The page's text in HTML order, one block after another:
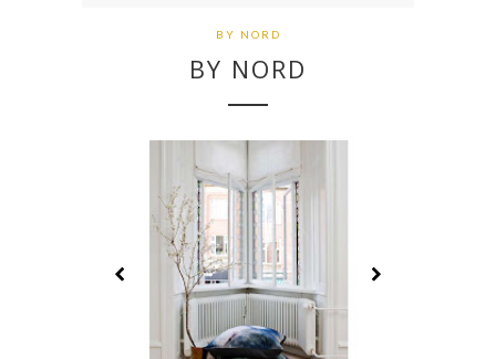
BY NORD
BY NORD